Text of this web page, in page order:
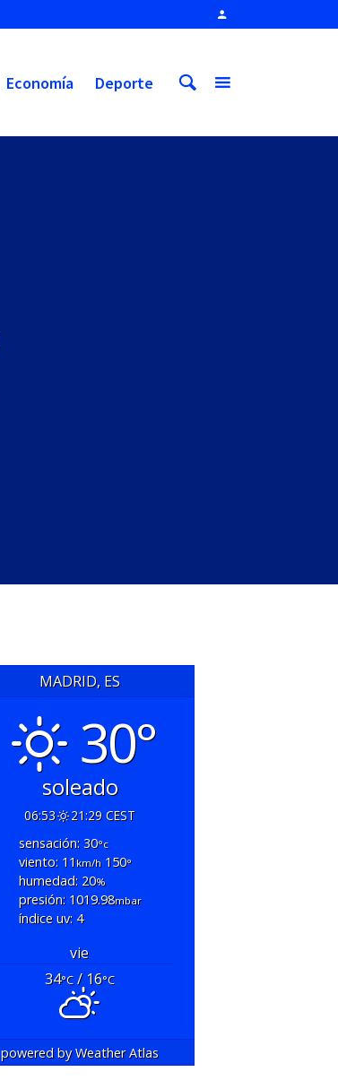
Economía Deporte
MADRID, ES
30°
soleado
06:53
21:29 CEST
sensación: 30°c
viento: 11 km/h150°
humedad: 20%
presión: 1019.98mbar
índice uv: 4
vie
34°C/ 16°C
powered byWeather Atlas